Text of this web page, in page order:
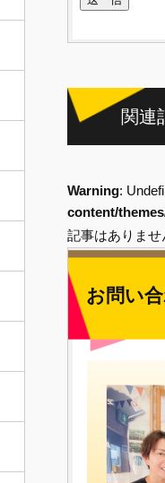
関連
Warning:
content/
記事はありませ
お問い